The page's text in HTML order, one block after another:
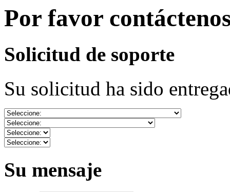
Por favor
Solicitud de soporte
Su solicitud ha sido
Su mensaje